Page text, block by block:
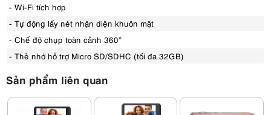
- Wi-Fi tích hợp
- Tự động lấy nét nhận diện khuôn mặt
- Chế độ chụp toàn cảnh 360°
- Thẻ nhớ hỗ trợ Micro SD/SDHC (tối đa 32GB)
Sản phẩm liên quan